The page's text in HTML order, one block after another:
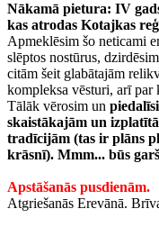
Nākamā pietura: IV
kas atrodas Kotajkas
Apmeklēsim šo neticami
slēptos nostūrus,
citām šeit glabātajām
kompleksa vēsturi, arī par
Tālāk vērosim un
skaistākajām un
tradīcijām (tas ir plāns
krāsnī). Mmm... būs
Apstāšanās pusdienām.
Atgriešanās Erevānā.